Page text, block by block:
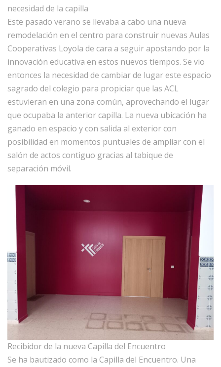
necesidad de la capilla
Este pasado verano se llevaba a cabo una nueva
remodelación en el centro para construir nuevas Aulas
Cooperativas Loyola de cara a seguir apostando por la
innovación educativa en estos nuevos tiempos. Se vio
entonces la necesidad de cambiar de lugar este espacio
sagrado del colegio para propiciar que las ACL
estuvieran en una zona común, aprovechando el lugar
que ocupaba la anterior capilla. La nueva ubicación ha
ganado en espacio y con salida al exterior con
posibilidad en momentos puntuales de ampliar con el
salón de actos contiguo gracias al tabique de
separación móvil.
Recibidor de la nueva Capilla del Encuentro
Se ha bautizado como la Capilla del Encuentro. Una